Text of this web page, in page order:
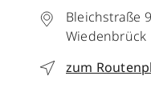
Bleichstraße
Wiedenbrück
zum